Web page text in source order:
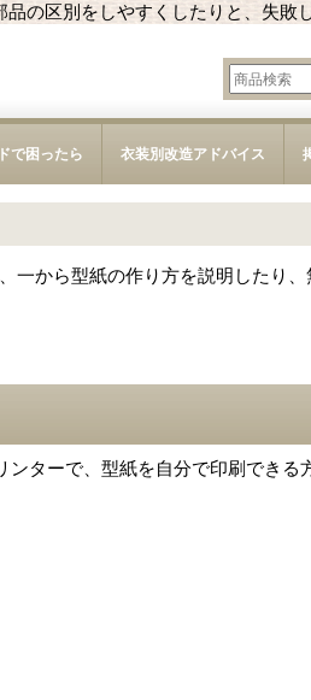
の区別をしやすくしたりと、失敗
で困ったら 衣装別改造アドバイス
一から型紙の作り方を説明したり
ターで、型紙を自分で印刷できる